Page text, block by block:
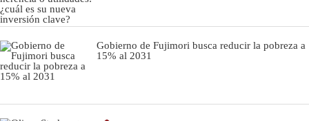
Gobierno de Fujimori busca reducir la pobreza a
15% al 2031